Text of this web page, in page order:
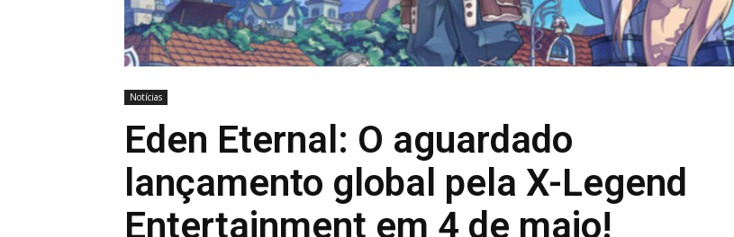
Notícias
Eden Eternal: O aguardado
lançamento global pela X-Legend
Entertainment em 4 de maio!